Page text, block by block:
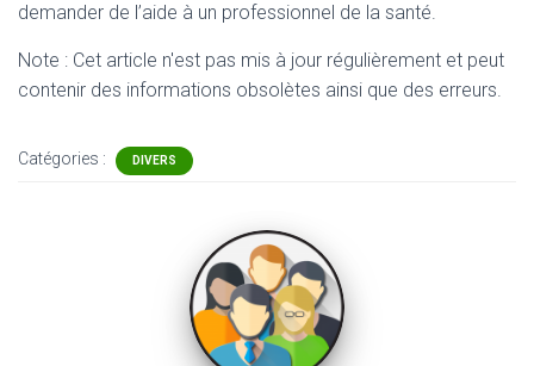
demander de l’aide à un professionnel de la santé.
Note : Cet article n'est pas mis à jour régulièrement et peut
contenir des informations obsolètes ainsi que des erreurs.
Catégories : DIVERS